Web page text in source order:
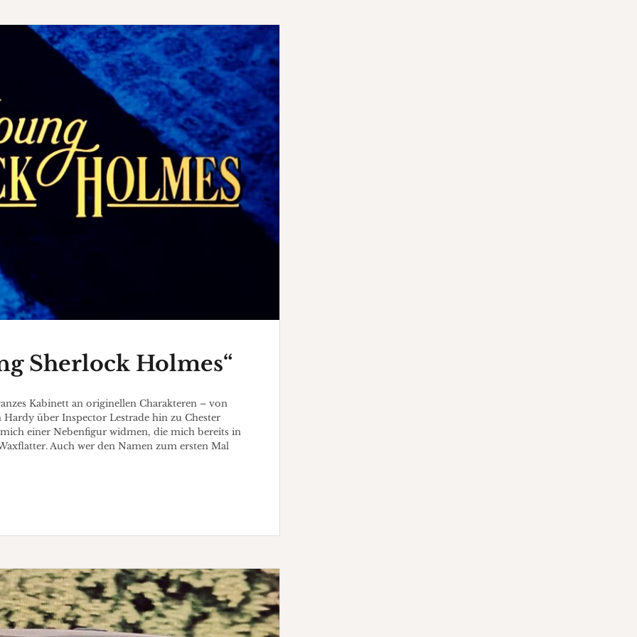
Sherlock Holmes“
Kabinett an originellen Charakteren – von
über Inspector Lestrade hin zu Chester
einer Nebenfigur widmen, die mich bereits in
Auch wer den Namen zum ersten Mal